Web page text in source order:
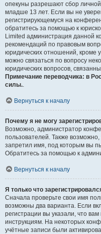
опекуны разрешают сбор
младше 13 лет. Если вы не
регистрирующемуся на
обратитесь за помощью к
Limited администрация данной
рекомендаций по правовым
юридических отношений, кроме
можно связаться по вопросу
юридических вопросов,
Примечание переводчика: в
силы..
Вернуться к началу
Почему я не могу
Возможно, администратор
пользователей. Также
запретил имя, под которым вы
Обратитесь за помощью к
Вернуться к началу
Я только что
Сначала проверьте свои имя
возможны два варианта. Если
регистрации вы указали, что
инструкциям. На некоторых
учётные записи были